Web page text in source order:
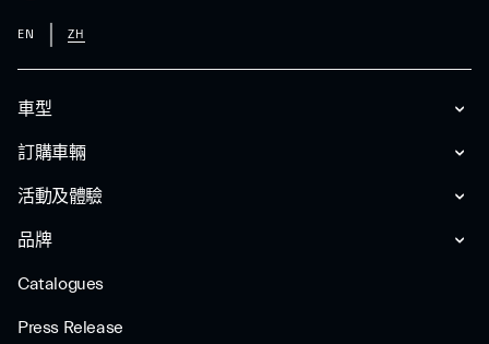
車型
訂購車輛
活動及體驗
品牌
Catalogues
Press Release
EN ZH